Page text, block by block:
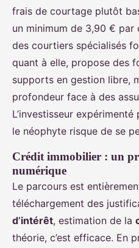
frais de courtage plutôt
un minimum de 3,90 € par
des courtiers spécialisés
quant à elle, propose des
supports en gestion libre,
profondeur face à des
L’investisseur
le néophyte risque de se
Crédit immobilier : un
numérique
Le parcours est
téléchargement des
d’intérêt, estimation de la
théorie, c’est efficace. En